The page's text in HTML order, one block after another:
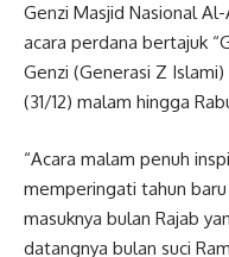
Genzi Masjid Nasional
acara perdana bertajuk
Genzi (Generasi Z
(31/12) malam hingga
“Acara malam penuh
memperingati tahun
masuknya bulan Rajab
datangnya bulan suci